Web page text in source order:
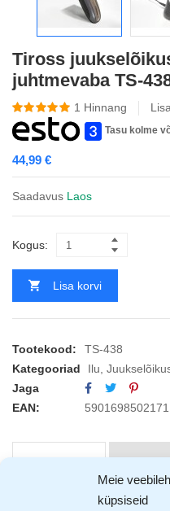
Meie
küpsiseid
Tiross
juhtmevaba TS-
1 Hinnang
Tasu kolme
44,99 €
Saadavus Laos
Kogus:
Lisa korvi
Tootekood:
TS-438
Kategooriad
Ilu
Jaga
EAN:
5901698502171